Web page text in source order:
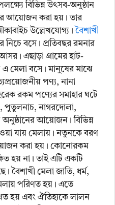
বিভিন্ন উৎসব-অনুষ্ঠান
আয়োজন করা হয়। তার
উল্লেখযোগ্য। বৈশাখী
বসে। প্রতিবছর রমনার
এছাড়া গ্রামের হাট-
এ মেলা বসে। মানুষের মাঝে
পণ্য, নানা
রকম পণ্যের সমাহার ঘটে
পুতুলনাচ, নাগরদোলা,
অনুষ্ঠানের আয়োজন। বিভিন্ন
যায় মেলায়। নতুনকে বরণ
করা হয়। কোনোরকম
হয় না। তাই এটি একটি
বৈশাখী মেলা জাতি, ধর্ম,
পরিণত হয়। এতে
হয় এবং ঐতিহ্যকে লালন